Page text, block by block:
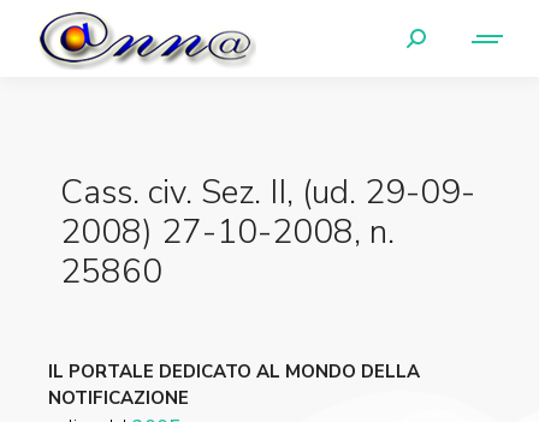
Cass. civ. Sez. II, (ud. 29-09-
2008) 27-10-2008, n.
25860
IL PORTALE DEDICATO AL MONDO DELLA
NOTIFICAZIONE